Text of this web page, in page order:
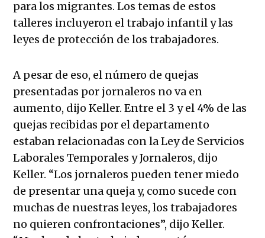
para los migrantes. Los temas de estos
talleres incluyeron el trabajo infantil y las
leyes de protección de los trabajadores.
A pesar de eso, el número de quejas
presentadas por jornaleros no va en
aumento, dijo Keller. Entre el 3 y el 4% de las
quejas recibidas por el departamento
estaban relacionadas con la Ley de Servicios
Laborales Temporales y Jornaleros, dijo
Keller. “Los jornaleros pueden tener miedo
de presentar una queja y, como sucede con
muchas de nuestras leyes, los trabajadores
no quieren confrontaciones”, dijo Keller.